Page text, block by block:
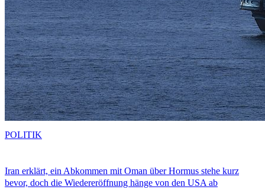
Iran erklärt, ein Abkommen mit Oman über Hormus stehe kurz
bevor, doch die Wiedereröffnung hänge von den USA ab
POLITIK